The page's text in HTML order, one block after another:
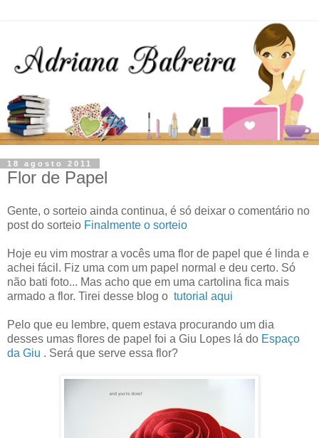
18 agosto 2011
Flor de Papel
Gente, o sorteio ainda continua, é só deixar o comentário no
post do sorteio Finalmente o sorteio
Hoje eu vim mostrar a vocês uma flor de papel que é linda e
achei fácil. Fiz uma com um papel normal e deu certo. Só
não bati foto... Mas acho que em uma cartolina fica mais
armado a flor. Tirei desse blog o tutorial aqui
Pelo que eu lembre, quem estava procurando um dia
desses umas flores de papel foi a Giu Lopes lá do Espaço
da Giu . Será que serve essa flor?